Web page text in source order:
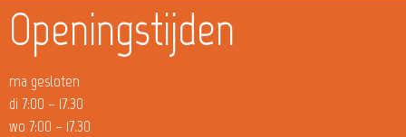
Openingstijden
ma gesloten
di 7:00 – 17.30
wo 7:00 – 17.30